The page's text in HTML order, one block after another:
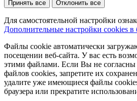
Принять все Отклонить все
Для самостоятельной настройки
Дополнительные настройки cookies в
Файлы cookie автоматически
посещении веб-сайта. У вас есть
этими файлами. Если Вы не согласны
файлов cookies, запретите их
удалите уже имеющиеся файлы
браузера или прекратите